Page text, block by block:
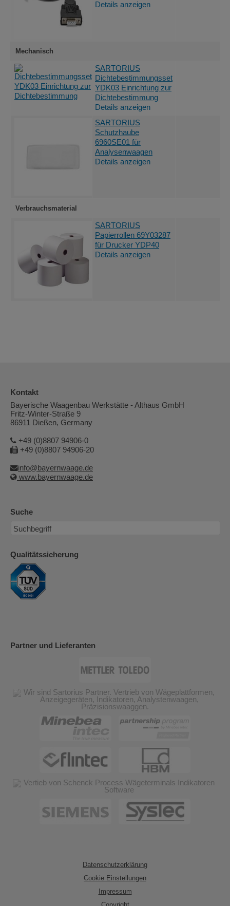
Details anzeigen
Mechanisch
SARTORIUS
Dichtebestimmungsset
YDK03 Einrichtung zur
Dichtebestimmung
Details anzeigen
SARTORIUS
Schutzhaube
6960SE01 für
Analysenwaagen
Details anzeigen
Verbrauchsmaterial
SARTORIUS
Papierrollen 69Y03287
für Drucker YDP40
Details anzeigen
Kontakt
Bayerische Waagenbau Werkstätte - Althaus GmbH
Fritz-Winter-Straße 9
86911 Dießen, Germany
+49 (0)8807 94906-0
+49 (0)8807 94906-20
info@bayernwaage.de
www.bayernwaage.de
Suche
Qualitätssicherung
Partner und Lieferanten
Datenschutzerklärung
Cookie Einstellungen
Impressum